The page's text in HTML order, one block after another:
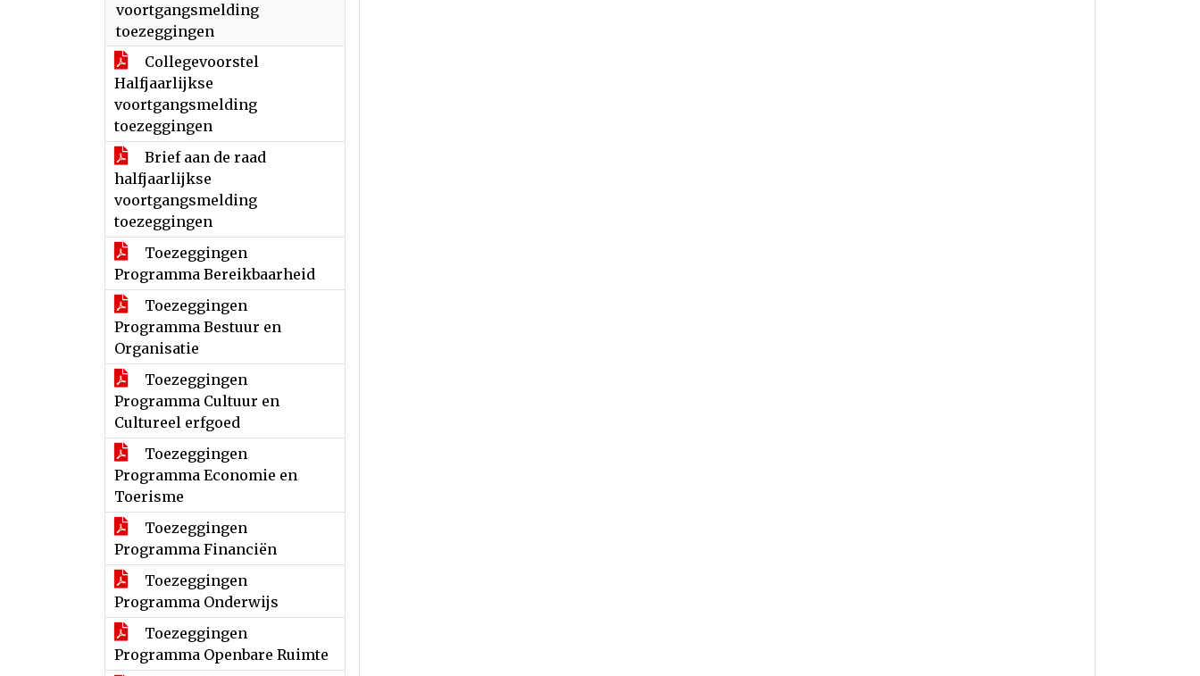
voortgangsmelding
toezeggingen
Collegevoorstel
Halfjaarlijkse
voortgangsmelding
toezeggingen
Brief aan de raad
halfjaarlijkse
voortgangsmelding
toezeggingen
Toezeggingen
Programma Bereikbaarheid
Toezeggingen
Programma Bestuur en
Organisatie
Toezeggingen
Programma Cultuur en
Cultureel erfgoed
Toezeggingen
Programma Economie en
Toerisme
Toezeggingen
Programma Financiën
Toezeggingen
Programma Onderwijs
Toezeggingen
Programma Openbare Ruimte